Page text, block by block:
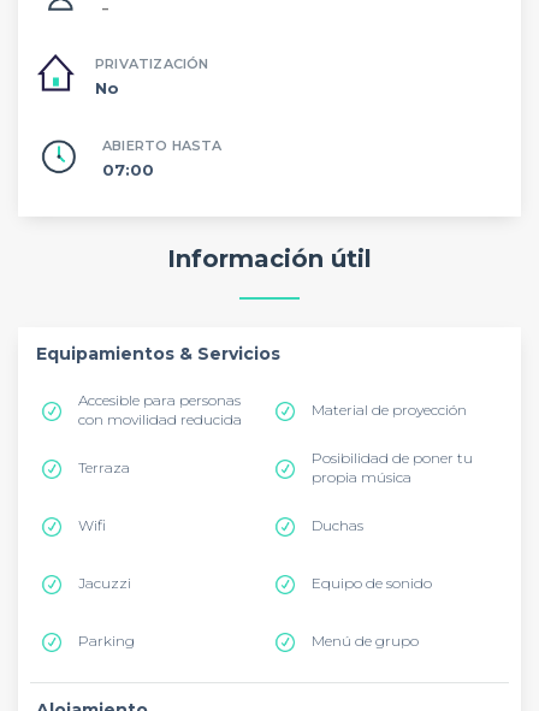
–
PRIVATIZACIÓN
No
ABIERTO HASTA
07:00
Información útil
Equipamientos & Servicios
Accesible para personas
con movilidad reducida
Material de proyección
Terraza
Posibilidad de poner tu
propia música
Wifi Duchas
Jacuzzi Equipo de sonido
Parking Menú de grupo